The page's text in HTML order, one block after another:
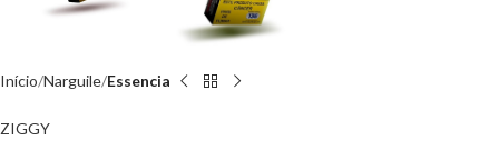
Início Narguile Essencia
ZIGGY